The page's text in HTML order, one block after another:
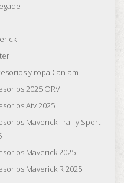
y ropa Can-am
2025 ORV
Atv 2025
Maverick Trail y Sport
Maverick 2025
Maverick R 2025